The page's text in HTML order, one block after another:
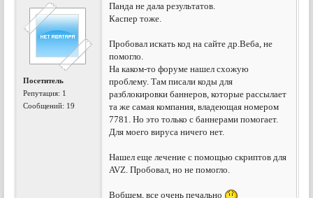
Посетитель
Репутация: 1
Сообщений: 19
Панда не дала результатов.
Каспер тоже.
Пробовал искать код на сайте др.Веба, не
помогло.
На каком-то форуме нашел схожую
проблему. Там писали коды для
разблокировки баннеров, которые рассылает
та же самая компания, владеющая номером
7781. Но это только с баннерами помогает.
Для моего вируса ничего нет.
Нашел еще лечение с помощью скриптов для
AVZ. Пробовал, но не помогло.
Вобщем, все очень печально